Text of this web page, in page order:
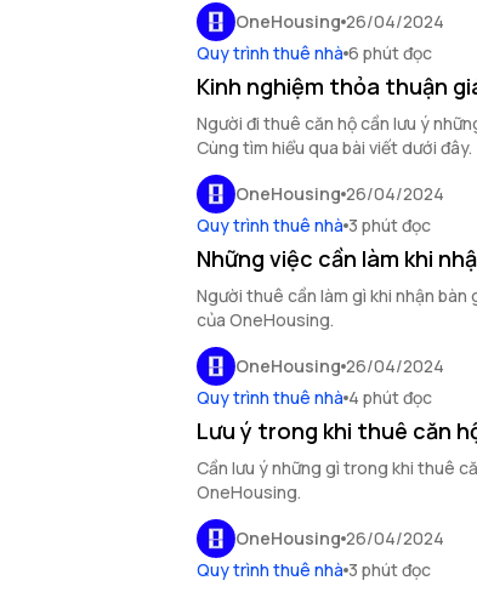
OneHousing 26/04/2024
Quy trình thuê nhà 6 phút đọc
Kinh nghiệm thỏa thuận
Người đi thuê căn hộ cần lưu ý
Cùng tìm hiểu qua bài viết dưới đây.
OneHousing 26/04/2024
Quy trình thuê nhà 3 phút đọc
Những việc cần làm khi
Người thuê cần làm gì khi nhận
của OneHousing.
OneHousing 26/04/2024
Quy trình thuê nhà 4 phút đọc
Lưu ý trong khi thuê căn
Cần lưu ý những gì trong khi thuê
OneHousing.
OneHousing 26/04/2024
Quy trình thuê nhà 3 phút đọc